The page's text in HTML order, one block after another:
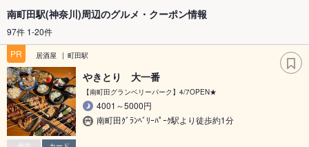
南町田駅(神奈川)周辺のグルメ・クーポン情報
97件 1-20件
PR
居酒屋 町田駅
やきとり 大一番
【南町田グランベリーパーク】4/7OPEN★
4001～5000円
南町田ｸﾞﾗﾝﾍﾞﾘｰﾊﾟｰｸ駅より徒歩約1分